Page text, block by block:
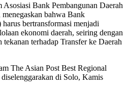
Bank Pembangunan Daerah
bahwa Bank
bertransformasi menjadi
ekonomi daerah, seiring dengan
terhadap Transfer ke Daerah
The Asian Post Best Regional
di Solo, Kamis